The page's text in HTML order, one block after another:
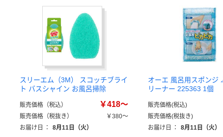
スリーエム（3M） スコッチブライ
ト バスシャイン お風呂掃除
販売価格（税込） ￥418～
販売価格（税抜き）
￥380～
お届け日
： 8月11日（火）
オーエ 風呂用スポンジ
リーナー 225363 1個
販売価格(税込)
販売価格(税抜き)
お届け日
： 8月11日（火）